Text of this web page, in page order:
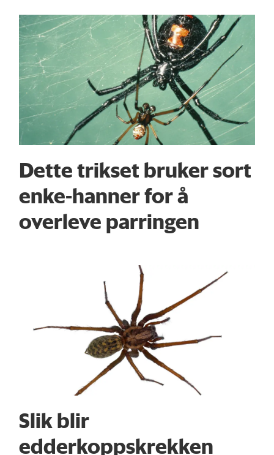
Dette trikset bruker sort
enke-hanner for å
overleve parringen
Slik blir
edderkoppskrekken